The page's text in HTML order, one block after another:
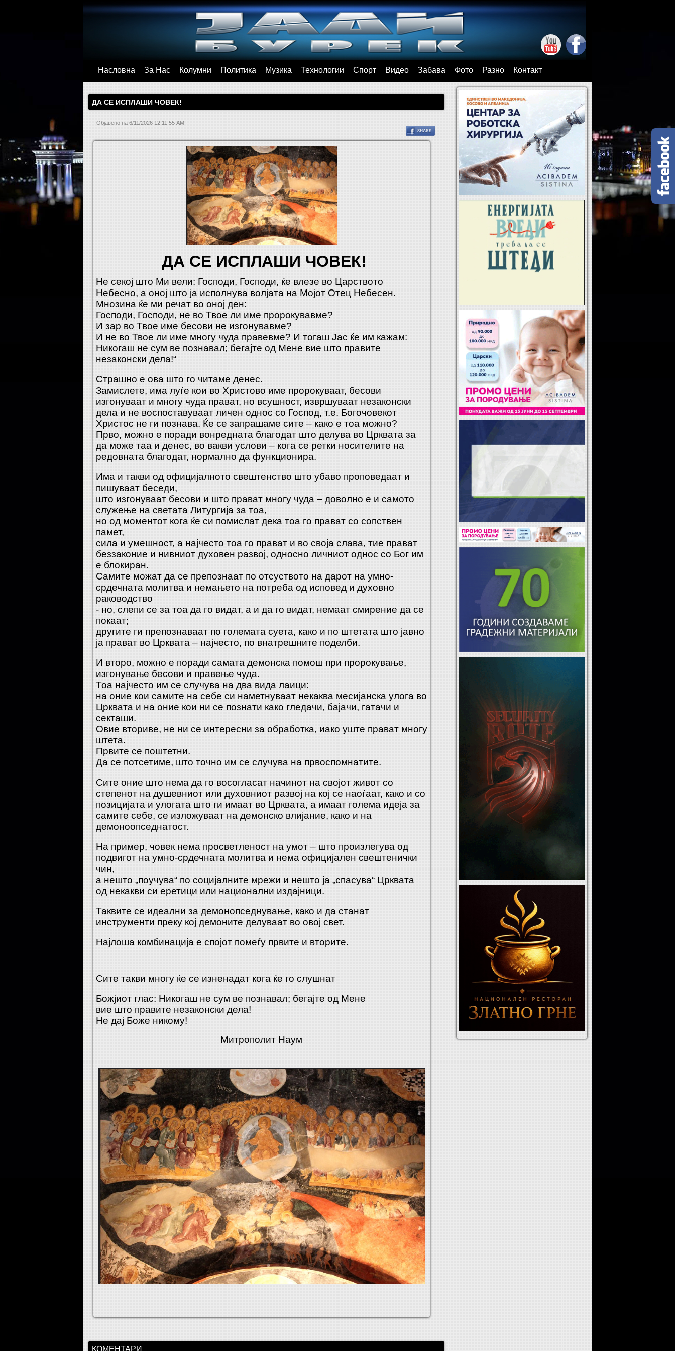
Насловна За Нас Колумни Политика Музика Технологии Спорт Видео Забава Фото Разно Контакт
ДА СЕ ИСПЛАШИ ЧОВЕК!
Објавено на 6/11/2026 12:11:55 AM
ДА СЕ ИСПЛАШИ ЧОВЕК!
Не секој што Ми вели: Господи, Господи, ќе влезе во Царството
Небесно, а оној што ја исполнува волјата на Мојот Отец Небесен.
Мнозина ќе ми речат во оној ден:
Господи, Господи, не во Твое ли име пророкувавме?
И зар во Твое име бесови не изгонувавме?
И не во Твое ли име многу чуда правевме? И тогаш Јас ќе им кажам:
Никогаш не сум ве познавал; бегајте од Мене вие што правите
незаконски дела!“
Страшно е ова што го читаме денес.
Замислете, има луѓе кои во Христово име пророкуваат, бесови
изгонуваат и многу чуда прават, но всушност, извршуваат незаконски
дела и не воспоставуваат личен однос со Господ, т.е. Богочовекот
Христос не ги познава. Ќе се запрашаме сите – како е тоа можно?
Прво, можно е поради вонредната благодат што делува во Црквата за
да може таа и денес, во вакви услови – кога се ретки носителите на
редовната благодат, нормално да функционира.
Има и такви од официјалното свештенство што убаво проповедаат и
пишуваат беседи,
што изгонуваат бесови и што прават многу чуда – доволно е и самото
служење на светата Литургија за тоа,
но од моментот кога ќе си помислат дека тоа го прават со сопствен
памет,
сила и умешност, а најчесто тоа го прават и во своја слава, тие прават
беззаконие и нивниот духовен развој, односно личниот однос со Бог им
е блокиран.
Самите можат да се препознаат по отсуството на дарот на умно-
срдечната молитва и немањето на потреба од исповед и духовно
раководство
- но, слепи се за тоа да го видат, а и да го видат, немаат смирение да се
покаат;
другите ги препознаваат по големата суета, како и по штетата што јавно
ја прават во Црквата – најчесто, по внатрешните поделби.
И второ, можно е поради самата демонска помош при пророкување,
изгонување бесови и правење чуда.
Тоа најчесто им се случува на два вида лаици:
на оние кои самите на себе си наметнуваат некаква месијанска улога во
Црквата и на оние кои ни се познати како гледачи, бајачи, гатачи и
секташи.
Овие вториве, не ни се интересни за обработка, иако уште прават многу
штета.
Првите се поштетни.
Да се потсетиме, што точно им се случува на првоспомнатите.
Сите оние што нема да го восогласат начинот на својот живот со
степенот на душевниот или духовниот развој на кој се наоѓаат, како и со
позицијата и улогата што ги имаат во Црквата, а имаат голема идеја за
самите себе, се изложуваат на демонско влијание, како и на
демоноопседнатост.
На пример, човек нема просветленост на умот – што произлегува од
подвигот на умно-срдечната молитва и нема официјален свештенички
чин,
а нешто „поучува“ по социјалните мрежи и нешто ја „спасува“ Црквата
од некакви си еретици или национални издајници.
Таквите се идеални за демонопседнување, како и да станат
инструменти преку кој демоните делуваат во овој свет.
Најлоша комбинација е спојот помеѓу првите и вторите.
Сите такви многу ќе се изненадат кога ќе го слушнат
Божјиот глас: Никогаш не сум ве познавал; бегајте од Мене
вие што правите незаконски дела!
Не дај Боже никому!
Митрополит Наум
КОМЕНТАРИ